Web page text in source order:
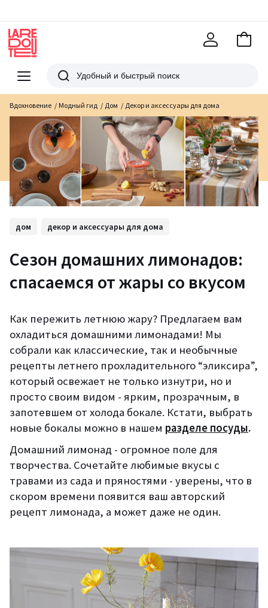
Меню
Redoute
Поиск
В
Вдохновение Модный гид Дом Декор и аксессуары для дома
дом декор и аксессуары для дома
Сезон домашних лимонадов:
спасаемся от жары со вкусом
Как пережить летнюю жару? Предлагаем вам
охладиться домашними лимонадами! Мы
собрали как классические, так и необычные
рецепты летнего прохладительного “эликсира”,
который освежает не только изнутри, но и
просто своим видом - ярким, прозрачным, в
запотевшем от холода бокале. Кстати, выбрать
новые бокалы можно в нашем разделе посуды.
Домашний лимонад - огромное поле для
творчества. Сочетайте любимые вкусы с
травами из сада и пряностями - уверены, что в
скором времени появится ваш авторский
рецепт лимонада, а может даже не один.